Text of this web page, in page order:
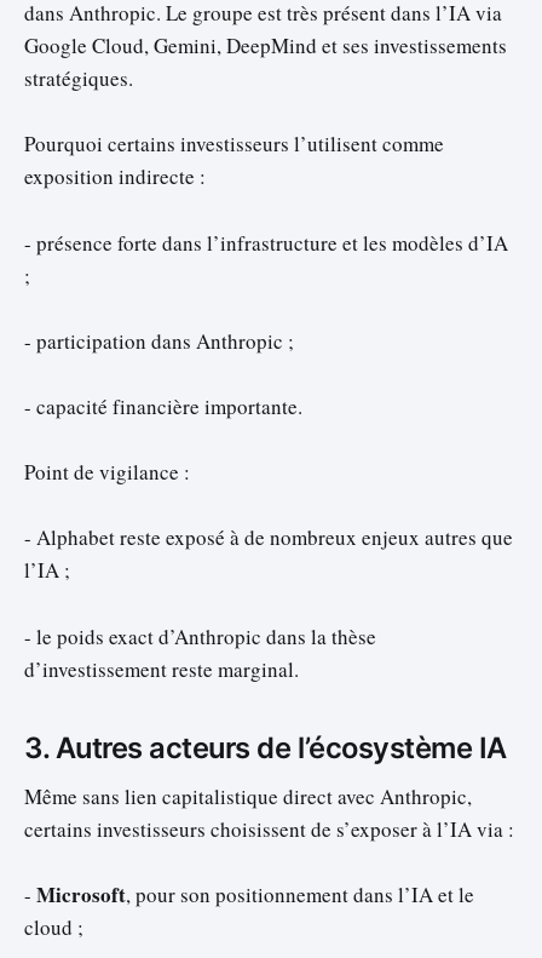
dans Anthropic. Le groupe est très présent dans l’IA via
Google Cloud, Gemini, DeepMind et ses investissements
stratégiques.
Pourquoi certains investisseurs l’utilisent comme
exposition indirecte :
- présence forte dans l’infrastructure et les modèles d’IA
;
- participation dans Anthropic ;
- capacité financière importante.
Point de vigilance :
- Alphabet reste exposé à de nombreux enjeux autres que
l’IA ;
- le poids exact d’Anthropic dans la thèse
d’investissement reste marginal.
3. Autres acteurs de l’écosystème IA
Même sans lien capitalistique direct avec Anthropic,
certains investisseurs choisissent de s’exposer à l’IA via :
- Microsoft, pour son positionnement dans l’IA et le
cloud ;